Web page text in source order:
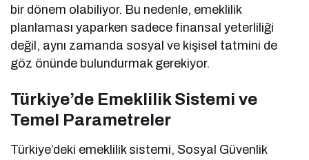
bir dönem olabiliyor. Bu nedenle, emeklilik
planlaması yaparken sadece finansal yeterliliği
değil, aynı zamanda sosyal ve kişisel tatmini de
göz önünde bulundurmak gerekiyor.
Türkiye’de Emeklilik Sistemi ve
Temel Parametreler
Türkiye’deki emeklilik sistemi, Sosyal Güvenlik